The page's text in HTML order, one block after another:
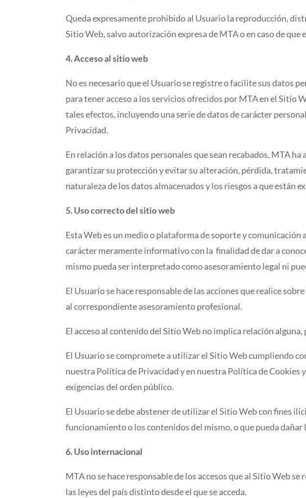
Queda expresamente prohibido al Usuario la reproducción,
Sitio Web, salvo autorización expresa de MTA o en caso de
4. Acceso al sitio web
No es necesario que el Usuario se registre o facilite sus datos
para tener acceso a los servicios ofrecidos por MTA en el
tales efectos, incluyendo una serie de datos de carácter
Privacidad.
En relación a los datos personales que sean recabados, MTA
garantizar su protección y evitar su alteración, pérdida,
naturaleza de los datos almacenados y los riesgos a que
5. Uso correcto del sitio web
Esta Web es un medio o plataforma de soporte y
carácter meramente informativo con la finalidad de dar a
mismo pueda ser interpretado como asesoramiento legal ni
El Usuario se hace responsable de las acciones que realice
al correspondiente asesoramiento profesional.
El acceso al contenido del Sitio Web no implica relación
El Usuario se compromete a utilizar el Sitio Web cumpliendo
nuestra Política de Privacidad y en nuestra Política de Cookies
exigencias del orden público.
El Usuario se debe abstener de utilizar el Sitio Web con fines
funcionamiento o los contenidos del mismo, o que pueda dañar
6. Uso internacional
MTA no se hace responsable de los accesos que al Sitio Web
las leyes del país distinto desde el que se acceda.